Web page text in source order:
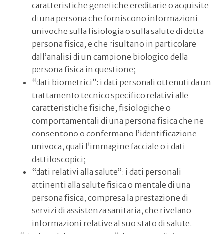
caratteristiche genetiche ereditarie o acquisite
di una persona che forniscono informazioni
univoche sulla fisiologia o sulla salute di detta
persona fisica, e che risultano in particolare
dall’analisi di un campione biologico della
persona fisica in questione;
“dati biometrici”: i dati personali ottenuti da un
trattamento tecnico specifico relativi alle
caratteristiche fisiche, fisiologiche o
comportamentali di una persona fisica che ne
consentono o confermano l’identificazione
univoca, quali l’immagine facciale o i dati
dattiloscopici;
“dati relativi alla salute”: i dati personali
attinenti alla salute fisica o mentale di una
persona fisica, compresa la prestazione di
servizi di assistenza sanitaria, che rivelano
informazioni relative al suo stato di salute.